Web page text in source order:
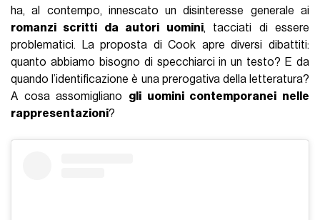
ha, al contempo, innescato un disinteresse generale ai
romanzi scritti da autori uomini, tacciati di essere
problematici. La proposta di Cook apre diversi dibattiti:
quanto abbiamo bisogno di specchiarci in un testo? E da
quando l’identificazione è una prerogativa della letteratura?
A cosa assomigliano gli uomini contemporanei nelle
rappresentazioni?